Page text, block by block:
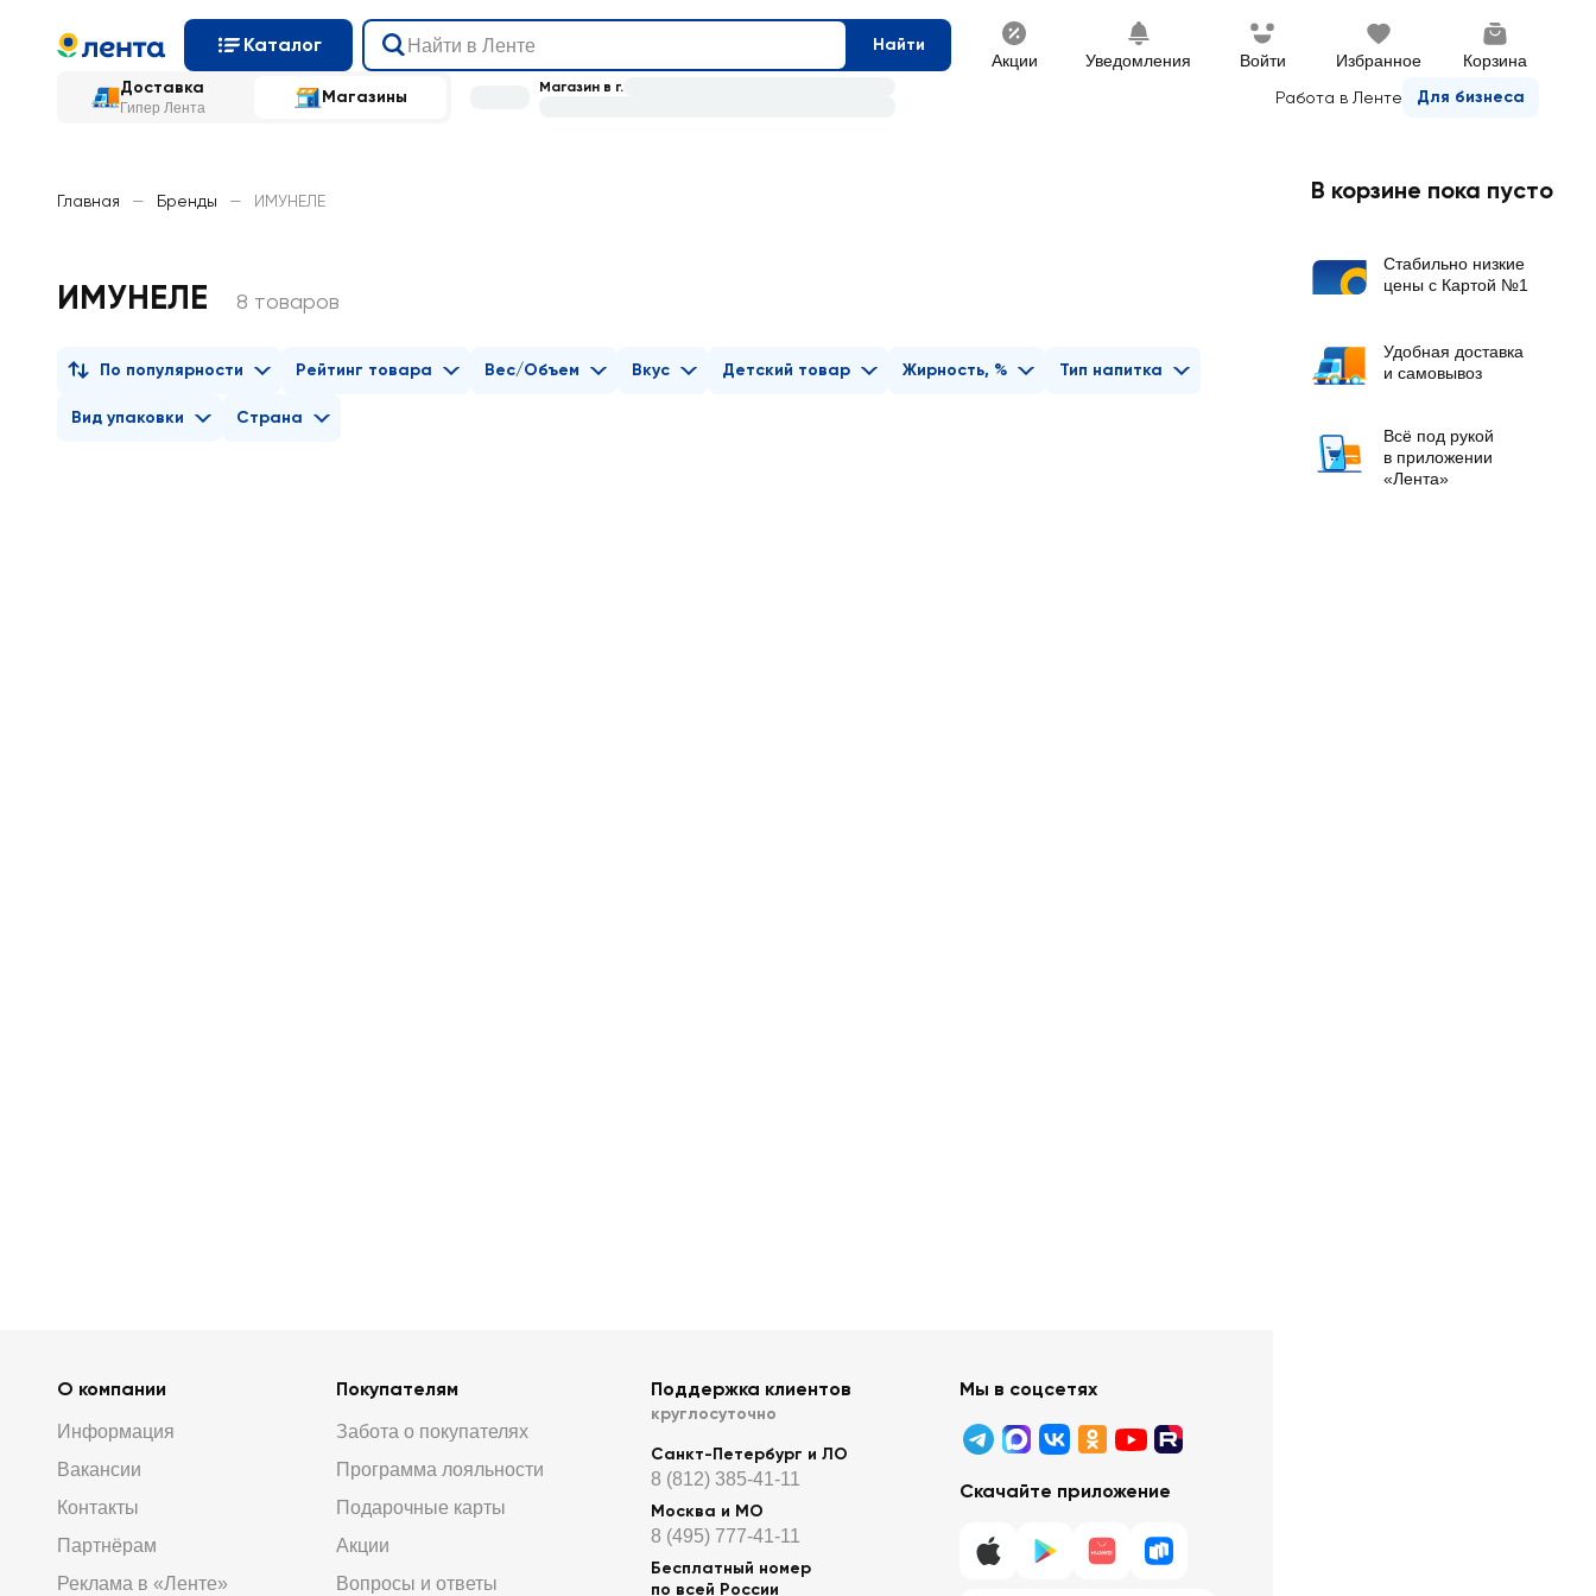
Каталог Найти
Акции Уведомления Войти Избранное Корзина
Доставка
Гипер Лента
Магазины Работа в Ленте Для бизнеса
Магазин в г.
Главная — Бренды — ИМУНЕЛЕ
ИМУНЕЛЕ 8 товаров
По популярности Рейтинг товара Вес/Объем Вкус Детский товар Жирность, % Тип напитка
Вид упаковки Страна
О компании
Информация
Вакансии
Контакты
Партнёрам
Реклама в «Ленте»
Покупателям
Забота о покупателях
Программа лояльности
Подарочные карты
Акции
Вопросы и ответы
Поддержка клиентов
круглосуточно
Санкт-Петербург и ЛО
8 (812) 385-41-11
Москва и МО
8 (495) 777-41-11
Бесплатный номер
по всей России
Мы в соцсетях
Скачайте приложение
В корзине пока пусто
Стабильно низкие
цены с Картой №1
Удобная доставка
и самовывоз
Всё под рукой
в приложении
«Лента»